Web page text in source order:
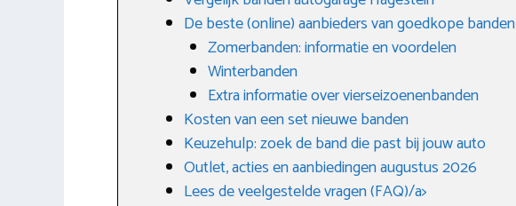
De beste (online) aanbieders van goedkope banden
Zomerbanden: informatie en voordelen
Winterbanden
Extra informatie over vierseizoenenbanden
Kosten van een set nieuwe banden
Keuzehulp: zoek de band die past bij jouw auto
Outlet, acties en aanbiedingen augustus 2026
Lees de veelgestelde vragen (FAQ)/a>